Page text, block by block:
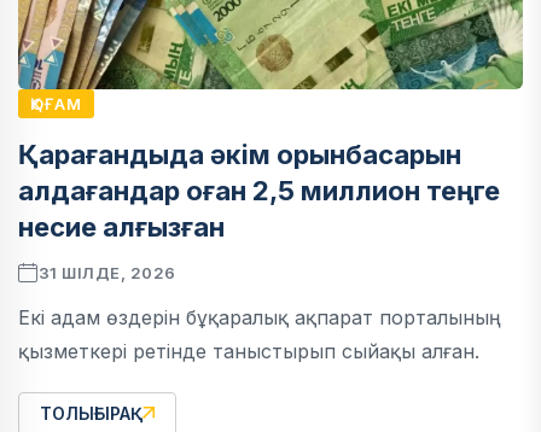
ҚОҒАМ
Қарағандыда әкім орынбасарын
алдағандар оған 2,5 миллион теңге
несие алғызған
31 ШІЛДЕ, 2026
Екі адам өздерін бұқаралық ақпарат порталының
қызметкері ретінде таныстырып сыйақы алған.
ТОЛЫҒЫРАҚ